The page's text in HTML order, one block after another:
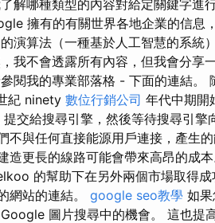
解哪種類型的內容對給定關鍵字進
擁有的有關世界各地企業的信息
演算法（一種基於人工智慧的系統
我不會透露所有內容，但我會分享
閱我的專業部落格 - 下面的連結。
紀 ninety 數位行銷公司 年代中期開
交給搜尋引擎，然後等待搜尋引擎
不與任何直接能源用戶連接，產生
造更長的線路可能會帶來高昂的成
的幫助下在另外兩個市場取得
網站的連結。 google seo教學 如
圖片搜尋中的機會。 這也提